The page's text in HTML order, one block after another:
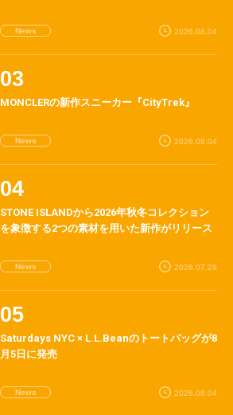
News 2026.08.04
MONCLERの新作スニーカー『CityTrek』
News 2026.08.04
STONE ISLANDから2026年秋冬コレクション
を象徴する2つの素材を用いた新作がリリース
News 2026.07.29
Saturdays NYC × L.L.Beanのトートバッグが8
月5日に発売
News 2026.08.04